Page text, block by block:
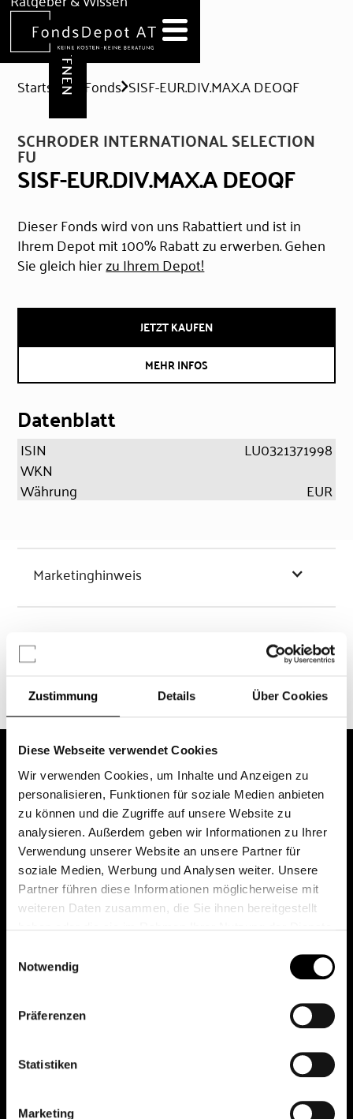
Zustimmung Details Über Cookies
Diese Webseite verwendet Cookies
Wir verwenden Cookies, um Inhalte und Anzeigen zu
personalisieren, Funktionen für soziale Medien anbieten
zu können und die Zugriffe auf unsere Website zu
analysieren. Außerdem geben wir Informationen zu Ihrer
Verwendung unserer Website an unsere Partner für
soziale Medien, Werbung und Analysen weiter. Unsere
Partner führen diese Informationen möglicherweise mit
weiteren Daten zusammen, die Sie ihnen bereitgestellt
Notwendig
Präferenzen
Statistiken
Marketing
Hilfe & Formulare
DEPOT ERÖFFNEN
Startseite Fonds SISF-EUR.DIV.MAX.A DEOQF
SCHRODER INTERNATIONAL SELECTION
FU
SISF-EUR.DIV.MAX.A DEOQF
Dieser Fonds wird von uns Rabattiert und ist in
Ihrem Depot mit 100% Rabatt zu erwerben. Gehen
Sie gleich hierzu Ihrem Depot!
JETZT KAUFEN
MEHR INFOS
Datenblatt
ISIN
LU0321371998
WKN
Währung
EUR
Marketinghinweis
Chancen & Risiken
Das erste Depot in Österreich mit 0€ Kontoführung,
0€ Ausgabeaufschlag und 0€ Depotgebühren bei
© 2026 FondsDepot AT
DEPOT